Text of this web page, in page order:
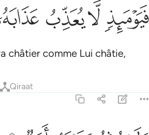
فيوميذ لا يعذب عذابه احد ٢٥
فَيَوْمَئِذٍۢ لَّا يُعَذِّبُ عَذَابَهُۥٓ أَحَدٌۭ ٢٥
ﱑﱒﱓ
châtier comme Lui châtie,
Qiraat
ولا يوثق وثاقه احد ٢٦